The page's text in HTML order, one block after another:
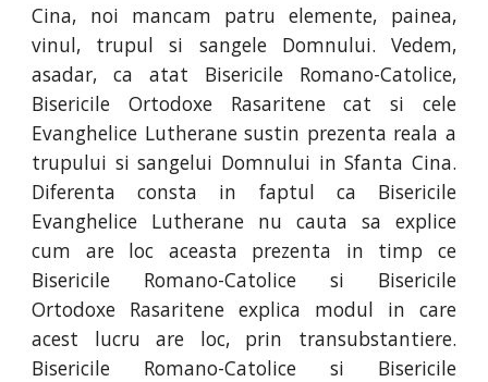
Cina, noi mancam patru elemente, painea,
vinul, trupul si sangele Domnului. Vedem,
asadar, ca atat Bisericile Romano-Catolice,
Bisericile Ortodoxe Rasaritene cat si cele
Evanghelice Lutherane sustin prezenta reala a
trupului si sangelui Domnului in Sfanta Cina.
Diferenta consta in faptul ca Bisericile
Evanghelice Lutherane nu cauta sa explice
cum are loc aceasta prezenta in timp ce
Bisericile Romano-Catolice si Bisericile
Ortodoxe Rasaritene explica modul in care
acest lucru are loc, prin transubstantiere.
Bisericile Romano-Catolice si Bisericile